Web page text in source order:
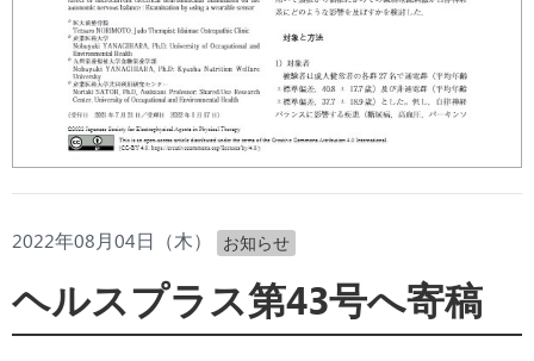
2022年08月04日（木） お知らせ
ヘルスプラス第43号へ寄稿